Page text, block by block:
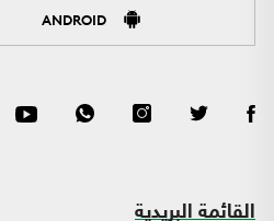
ANDROID
القائمة البريدية